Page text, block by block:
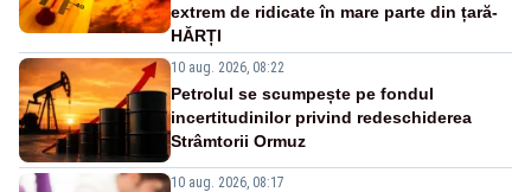
extrem de ridicate în mare parte din țară-
HĂRȚI
10 aug. 2026, 08:22
Petrolul se scumpește pe fondul
incertitudinilor privind redeschiderea
Strâmtorii Ormuz
10 aug. 2026, 08:17